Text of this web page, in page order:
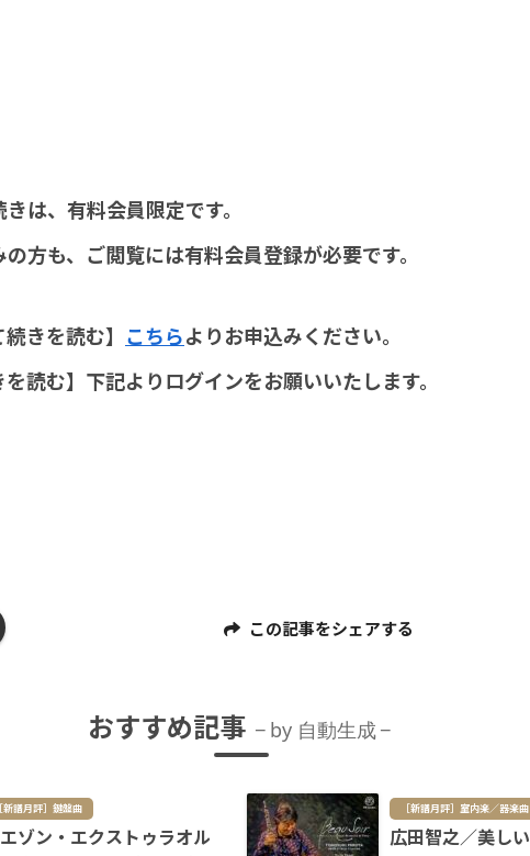
は、有料会員限定です。
方も、ご閲覧には有料会員登録が必要です。
きを読む】 こちらよりお申込みください。
を読む】下記よりログインをお願いいたします。
この記事をシェアする
おすすめ記事 by 自動生成
［新譜月評］鍵盤曲
ゾン・エクストゥラオル
［新譜月評］室内楽／器楽曲
広田智之／美し